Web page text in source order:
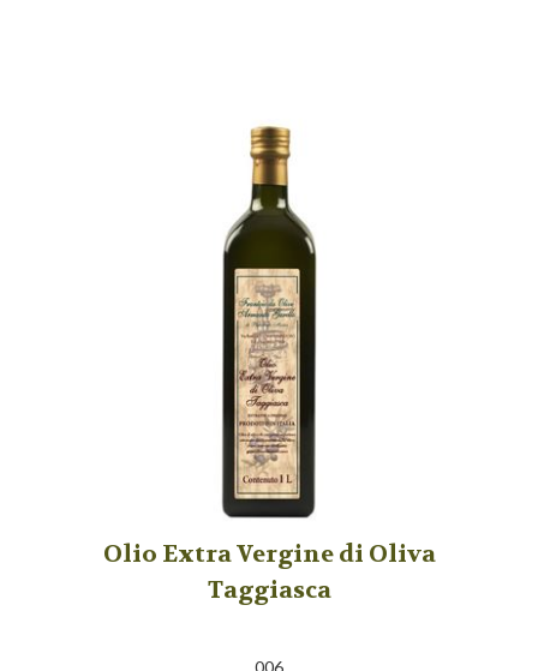
Olio Extra Vergine di Oliva
Taggiasca
006